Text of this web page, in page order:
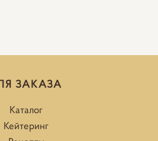
ЗАКАЗА
Каталог
Кейтеринг